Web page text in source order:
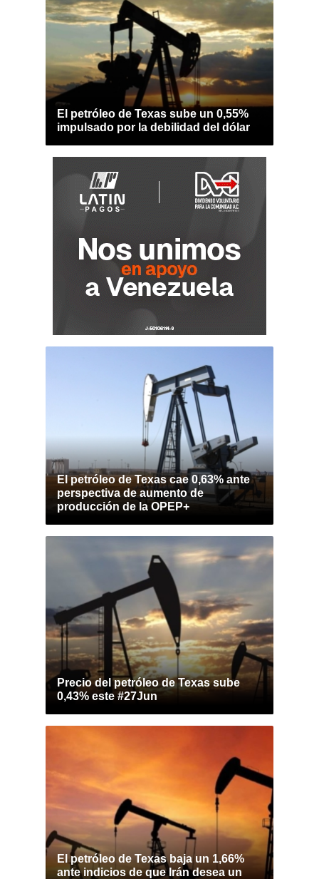
El petróleo de Texas sube un 0,55%
impulsado por la debilidad del dólar
El petróleo de Texas cae 0,63% ante
perspectiva de aumento de
producción de la OPEP+
Precio del petróleo de Texas sube
0,43% este #27Jun
El petróleo de Texas baja un 1,66%
ante indicios de que Irán desea un